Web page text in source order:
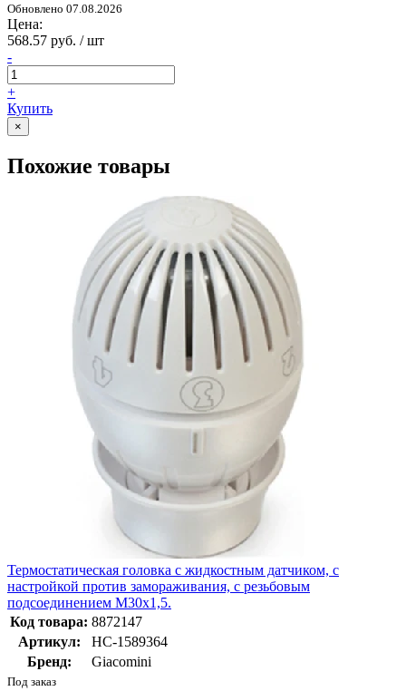
Обновлено 07.08.2026
Цена:
568.57 руб. / шт
-
+
Купить
×
Похожие товары
Термостатическая головка с жидкостным датчиком, с
настройкой против замораживания, с резьбовым
подсоединением М30х1,5.
Код товара: 8872147
Артикул:
НС-1589364
Бренд:
Giacomini
Под заказ